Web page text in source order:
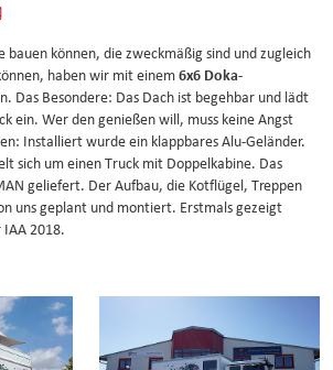
bauen können, die zweckmäßig sind und zugleich
haben wir mit einem 6x6 Doka-
Das Besondere: Das Dach ist begehbar und lädt
ein. Wer den genießen will, muss keine Angst
Installiert wurde ein klappbares Alu-Geländer.
sich um einen Truck mit Doppelkabine. Das
geliefert. Der Aufbau, die Kotflügel, Treppen
uns geplant und montiert. Erstmals gezeigt
2018.